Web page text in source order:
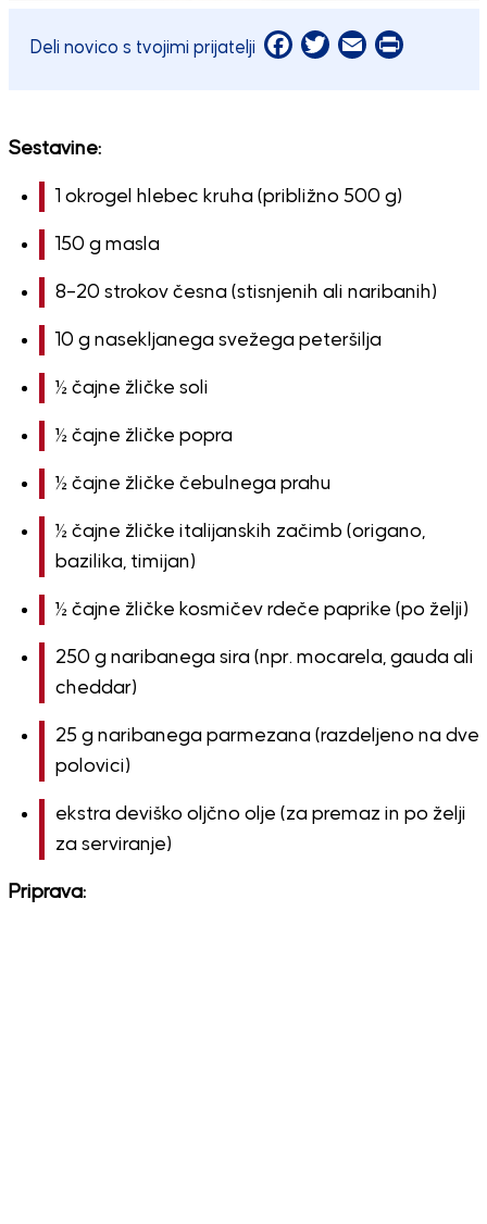
Deli novico s tvojimi prijatelji Facebook
Twitter
EmailPrint
Sestavine:
1 okrogel hlebec kruha (približno 500 g)
150 g masla
8–20 strokov česna (stisnjenih ali naribanih)
10 g nasekljanega svežega peteršilja
½ čajne žličke soli
½ čajne žličke popra
½ čajne žličke čebulnega prahu
½ čajne žličke italijanskih začimb (origano,
bazilika, timijan)
½ čajne žličke kosmičev rdeče paprike (po želji)
250 g naribanega sira (npr. mocarela, gauda ali
cheddar)
25 g naribanega parmezana (razdeljeno na dve
polovici)
ekstra deviško oljčno olje (za premaz in po želji
za serviranje)
Priprava: